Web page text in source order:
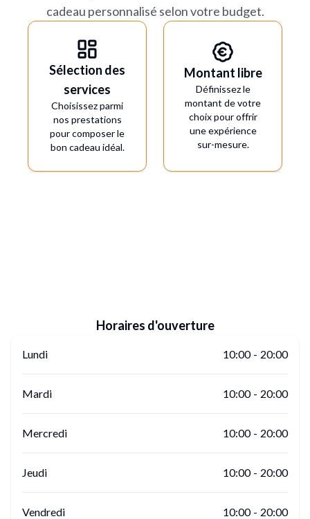
Horaires d'ouverture
Lundi 10:00 - 20:00
Mardi 10:00 - 20:00
Mercredi 10:00 - 20:00
Jeudi 10:00 - 20:00
Vendredi 10:00 - 20:00
cadeau personnalisé selon votre budget.
Sélection des
services
Choisissez parmi
nos prestations
pour composer le
bon cadeau idéal.
Montant libre
Définissez le
montant de votre
choix pour offrir
une expérience
sur-mesure.